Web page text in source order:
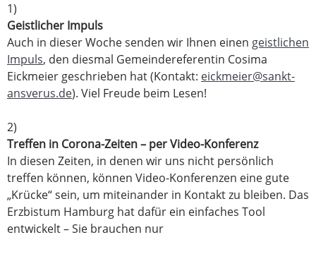
1)
Geistlicher Impuls
Auch in dieser Woche senden wir Ihnen einen geistlichen
Impuls, den diesmal Gemeindereferentin Cosima
Eickmeier geschrieben hat (Kontakt: eickmeier@sankt-
ansverus.de). Viel Freude beim Lesen!
2)
Treffen in Corona-Zeiten – per Video-Konferenz
In diesen Zeiten, in denen wir uns nicht persönlich
treffen können, können Video-Konferenzen eine gute
„Krücke“ sein, um miteinander in Kontakt zu bleiben. Das
Erzbistum Hamburg hat dafür ein einfaches Tool
entwickelt – Sie brauchen nur